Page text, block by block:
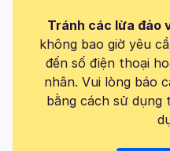
Tránh các lừa đảo
không bao giờ yêu
đến số điện thoại
nhân. Vui lòng báo
bằng cách sử dụng